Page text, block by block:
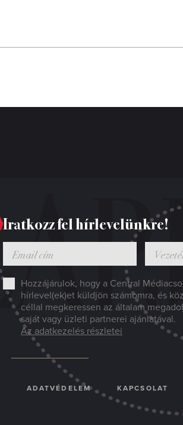
Iratkozz fel hírlevelünkre!
Hozzájárulok, hogy a Central
hírlevel(ek)et küldjön számomra, és
céllal megkeressen az általam
saját vagy üzleti partnerei ajánlatával.
Az adatkezelés részletei
ADATVÉDELEM KAPCSOLAT